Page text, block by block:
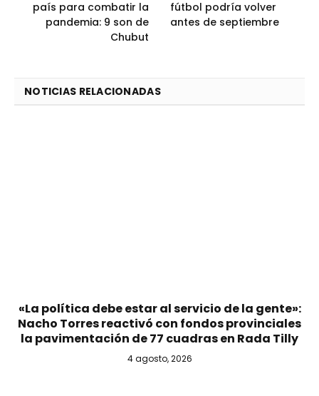
país para combatir la
pandemia: 9 son de
Chubut
fútbol podría volver
antes de septiembre
NOTICIAS RELACIONADAS
«La política debe estar al servicio de la gente»:
Nacho Torres reactivó con fondos provinciales
la pavimentación de 77 cuadras en Rada Tilly
4 agosto, 2026